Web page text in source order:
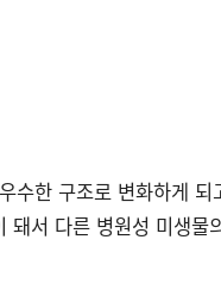
수한 구조로 변화하게 되
돼서 다른 병원성 미생물